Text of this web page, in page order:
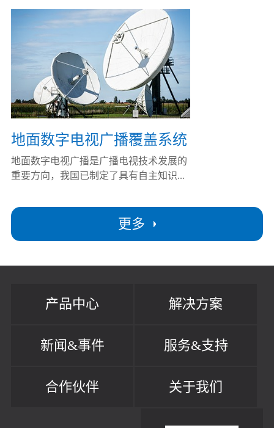
更多
地面数字电视广播覆盖系统
地面数字电视广播是广播电视技术发展的
重要方向，我国已制定了具有自主知识...
产品中心 解决方案
新闻&事件 服务&支持
合作伙伴 关于我们